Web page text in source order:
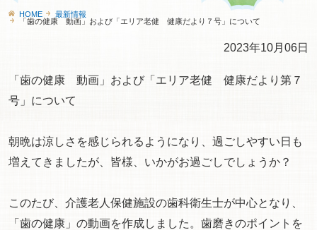
HOME
最新情報
「歯の健康 動画」および「エリア老健 健康だより７号」について
2023年10月06日
「歯の健康 動画」および「エリア老健 健康だより第７
号」について
朝晩は涼しさを感じられるようになり、過ごしやすい日も
増えてきましたが、皆様、いかがお過ごしでしょうか？
このたび、介護老人保健施設の歯科衛生士が中心となり、
「歯の健康」の動画を作成しました。歯磨きのポイントを